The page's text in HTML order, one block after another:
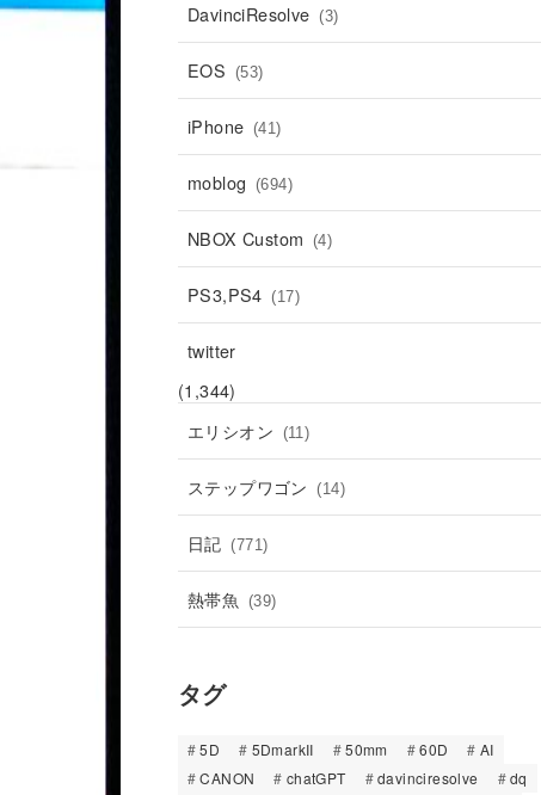
DavinciResolve (3)
EOS (53)
iPhone (41)
moblog (694)
NBOX Custom (4)
PS3,PS4 (17)
twitter
(1,344)
エリシオン (11)
ステップワゴン (14)
日記 (771)
熱帯魚 (39)
タグ
5D 5DmarkII 50mm 60D
AI
CANON
chatGPT davinciresolve
dq